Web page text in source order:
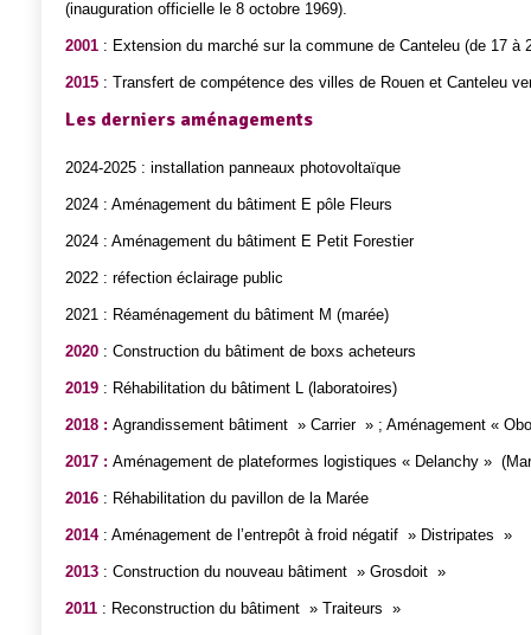
(inauguration officielle le 8 octobre 1969).
2001 : Extension du marché sur la commune de Canteleu (de 17 à
2015 : Transfert de compétence des villes de Rouen et Canteleu
Les derniers aménagements
2024-2025 : installation panneaux photovoltaïque
2024 : Aménagement du bâtiment E pôle Fleurs
2024 : Aménagement du bâtiment E Petit Forestier
2022 : réfection éclairage public
2021 : Réaménagement du bâtiment M (marée)
2020 : Construction du bâtiment de boxs acheteurs
2019 : Réhabilitation du bâtiment L (laboratoires)
2018 : Agrandissement bâtiment » Carrier » ; Aménagement «
2017 : Aménagement de plateformes logistiques « Delanchy »
2016 : Réhabilitation du pavillon de la Marée
2014: Aménagement de l’entrepôt à froid négatif » Distripates »
2013 : Construction du nouveau bâtiment » Grosdoit »
2011 : Reconstruction du bâtiment » Traiteurs »